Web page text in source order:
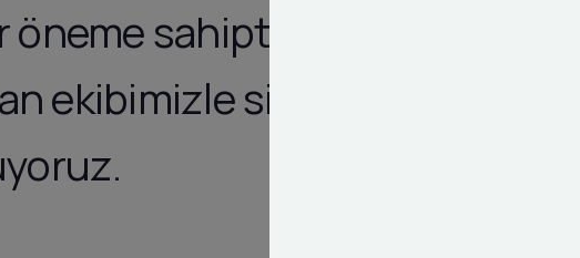
sahiptir.
ekibimizle size